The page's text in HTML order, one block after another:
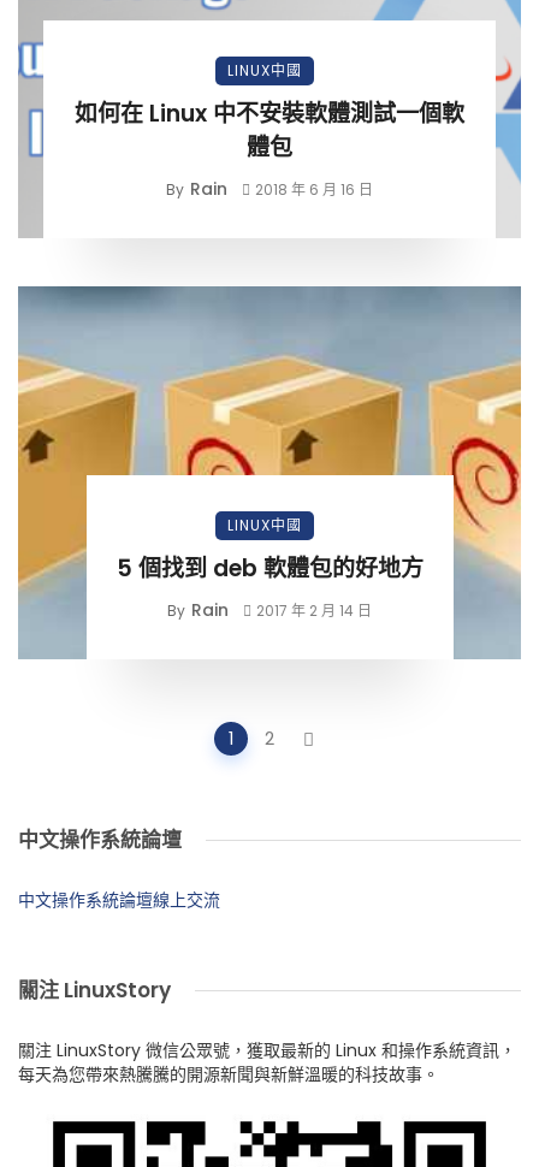
LINUX中國
如何在 Linux 中不安裝軟體測試一個軟
體包
By Rain 2018 年 6 月 16 日
LINUX中國
5 個找到 deb 軟體包的好地方
By Rain 2017 年 2 月 14 日
1 2
中文操作系統論壇
中文操作系統論壇線上交流
關注 LinuxStory
關注 LinuxStory 微信公眾號，獲取最新的 Linux 和操作系統資訊，
每天為您帶來熱騰騰的開源新聞與新鮮溫暖的科技故事。